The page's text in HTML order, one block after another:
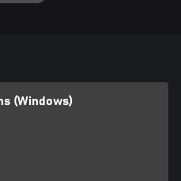
(Windows)